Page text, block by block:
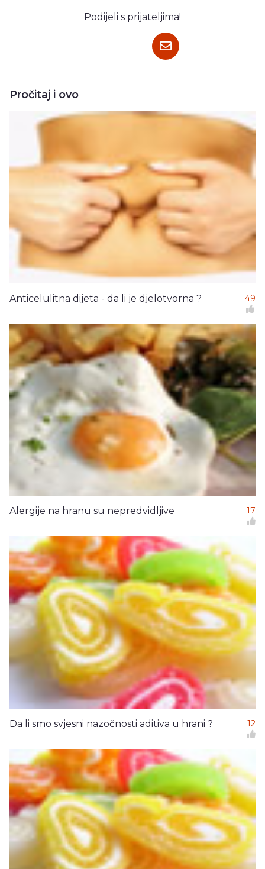
Podijeli s prijateljima!
Pročitaj i ovo
Anticelulitna dijeta - da li je djelotvorna ? 49
Alergije na hranu su nepredvidljive 17
Da li smo svjesni nazočnosti aditiva u hrani ? 12